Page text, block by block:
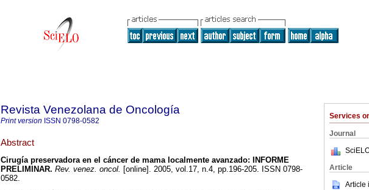
Services
Journal
Article
Article
Revista Venezolana de Oncología
Print version ISSN 0798-0582
Abstract
Cirugía preservadora en el cáncer de mama localmente avanzado: INFORME
PRELIMINAR. Rev. venez. oncol. [online]. 2005, vol.17, n.4, pp.196-205. ISSN 0798-
0582.